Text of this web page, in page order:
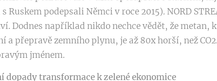
Ruskem podepsali Němci v roce 2015). NORD
Dodnes například nikdo nechce vědět, že metan,
a přepravě zemního plynu, je až 80x horší, než
jménem.
dopady transformace k zelené ekonomice